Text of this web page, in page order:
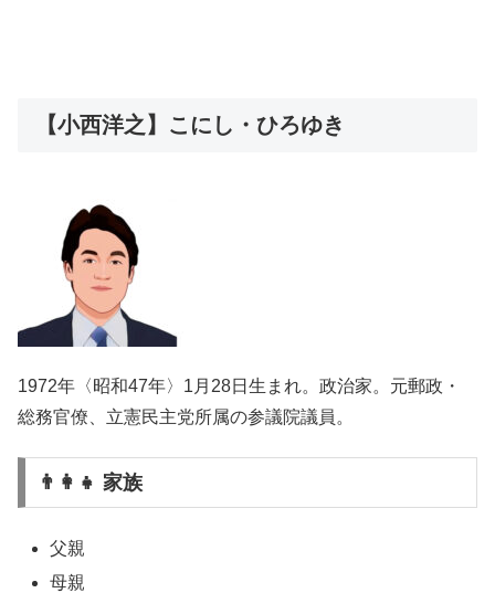
【小西洋之】こにし・ひろゆき
1972年〈昭和47年〉1月28日生まれ。政治家。元郵政・
総務官僚、立憲民主党所属の参議院議員。
👨‍👩‍👧 家族
父親
母親